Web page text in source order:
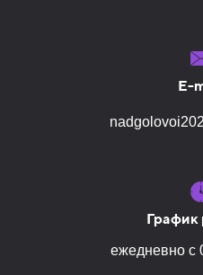
E-
График
ежедневно с